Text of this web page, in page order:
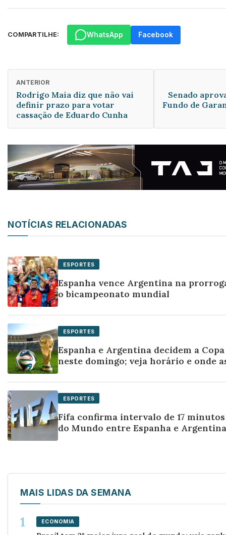
COMPARTILHE: WhatsApp Facebook
ANTERIOR
Rodrigo Maia diz que não vai
definir prazo para votar
cassação de Eduardo Cunha
Senado
Fundo de
NOTÍCIAS RELACIONADAS
ESPORTES
Espanha vence Argentina na
o bicampeonato mundial
ESPORTES
Espanha e Argentina decidem a
neste domingo; veja horário e onde
ESPORTES
Fifa confirma intervalo de 17
do Mundo entre Espanha e Argentina
MAIS LIDAS DA SEMANA
ECONOMIA